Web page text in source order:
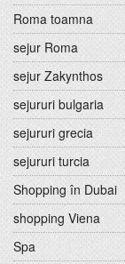
Roma toamna
sejur Roma
sejur Zakynthos
sejururi bulgaria
sejururi grecia
sejururi turcia
Shopping în Dubai
shopping Viena
Spa